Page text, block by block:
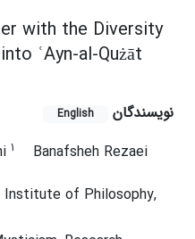
with the Diversity
ʿAyn-al-Qużāt
نویسندگان English
1
Banafsheh Rezaei
Institute of Philosophy,